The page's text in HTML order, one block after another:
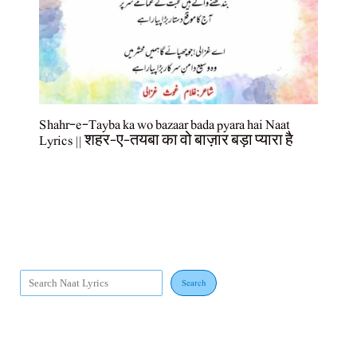
Shahr-e-Tayba ka wo bazaar bada pyara hai Naat
Lyrics || शहर-ए-तयबा का वो बाज़ार बड़ा प्यारा है
Search